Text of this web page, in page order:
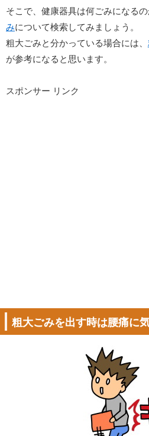
そこで、健康器具は何ごみになる
みについて検索してみましょう。
粗大ごみと分かっている場合には、
が参考になると思います。
スポンサー リンク
粗大ごみを出す時は腰痛に